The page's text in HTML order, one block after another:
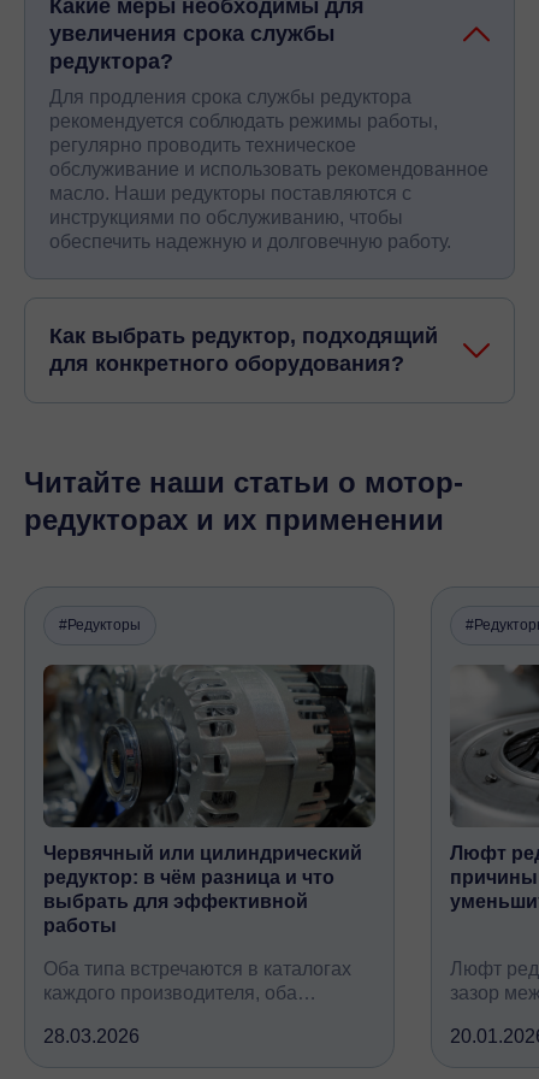
Какие меры необходимы для
увеличения срока службы
редуктора?
Для продления срока службы редуктора
рекомендуется соблюдать режимы работы,
регулярно проводить техническое
обслуживание и использовать рекомендованное
масло. Наши редукторы поставляются с
инструкциями по обслуживанию, чтобы
обеспечить надежную и долговечную работу.
Как выбрать редуктор, подходящий
для конкретного оборудования?
Читайте наши статьи о мотор-
редукторах и их применении
#Редукторы
Червячный или цилиндрический
редуктор: в чём разница и что
выбрать для эффективной
работы
Оба типа встречаются в каталогах
каждого производителя, оба
крутящий момент, но устроены
принципиально по-разному, при
28.03.2026
Люфт
Люфт
зазор
всех